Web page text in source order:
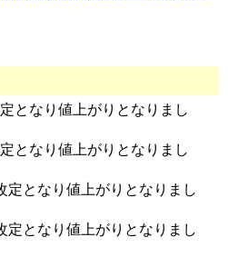
となり値上がりとなりまし
となり値上がりとなりまし
となり値上がりとなりまし
となり値上がりとなりまし